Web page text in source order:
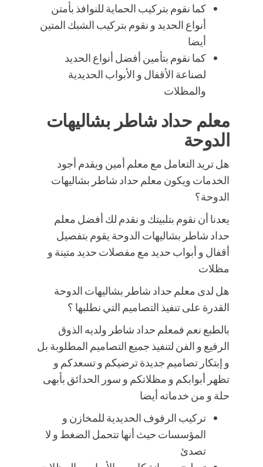
كما نقوم بتركيب الحماية للنوافذ بأمتن
أنواع الحديد و نقوم بتركيب الشبك المتين
أيضا
كما نقوم بتأمين أفضل أنواع الحديد
لصناعة الأقفال و الأبواب الحديدية
والمظلات
معلم حداد شاطر بشاليهات
الدوحة
هل تريد التعامل مع معلم أمين ويقدم أجود
الخدمات ويكون معلم حداد شاطر بشاليهات
الدوحة؟
يعدنا أن نقوم بتلبيتك و نقدم لك أفضل معلم
حداد شاطر بشاليهات الدوحة يقوم بتفصيل
أقفال و أبواب حديد مع مفصلات حديد متينة و
مظلات
هل لدى معلم حداد شاطر بشاليهات الدوحة
القدرة على تنفيذ التصاميم التي نطلبها ؟
بالطبع نعم فمعلم حداد شاطر ولديه الذوق
الرفيع و الفن لتنفيذ جميع التصاميم المطلوبة بل
و إبتكار تصاميم جديدة ترضيكم و تسعدكم و
تظهر أبوابكم و مظلاتكم و سور الحدائق بأبهى
حلة و من خدماته أيضا
تركيب الرفوف الحديدية للمخازن و
المؤسسات حيث أنها تتحمل الضغط و لا
تصدئ